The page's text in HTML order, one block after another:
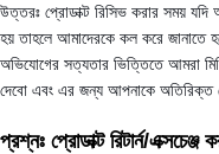
উত্তরঃ প্রোডাক্ট রিসিভ করার সময় যদি
হয় তাহলে আমাদেরকে কল করে জানাতে
অভিযোগের সত্যতার ভিত্তিতে আমরা
দেবো এবং এর জন্য আপনাকে অতিরিক্ত
প্রশ্নঃ প্রোডাক্ট রিটার্ন/এক্সচেঞ্জ